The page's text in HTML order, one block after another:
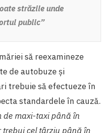
străzile unde
public”
să reexamineze
de autobuze și
trebuie să efectueze în
standardele în cauză.
de maxi-taxi până în
cel târziu până în